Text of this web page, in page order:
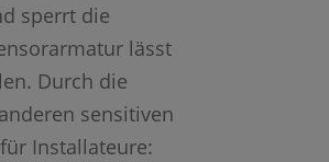
sperrt die
lässt
Durch die
sensitiven
Installateure: